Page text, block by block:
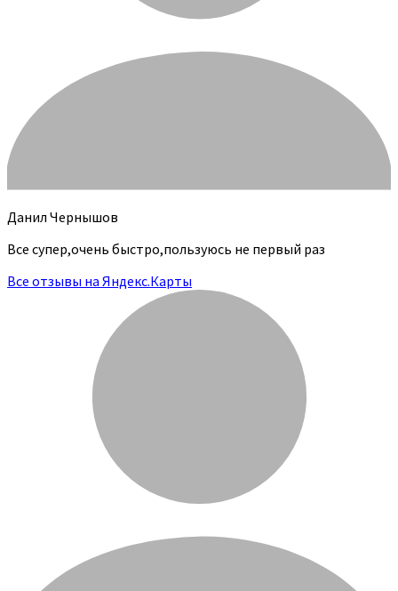
Данил Чернышов
Все супер,очень быстро,пользуюсь не первый раз
Все отзывы на Яндекс.Карты